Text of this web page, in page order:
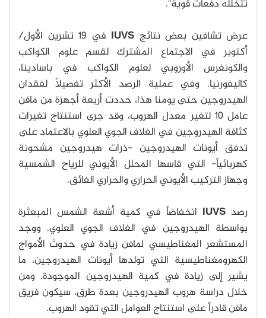
تتخلله دفعات قوية".
عرض تشافين بعض نتائج IUVS
في 19 تشرين الأول/
أكتوبر في الاجتماع المشترك لقسم علوم الكواكب
والكونغرس الأوروبي لعلوم الكواكب في باسادينا،
كاليفورنيا. وفي عملية الرصد الأكثر تفصيلاً لفقدان
الهيدروجين حتى يومنا هذا، حددت أربعة أجهزة من مافن
عامل 10 لتغير معدل الهروب، وقد جرى استنتاج تغيرات
كثافة الهيدروجين في الغلاف الجوي العلوي بالاعتماد على
تدفق أيونات الهيدروجين -ذرات هيدروجين مشحونة
كهربائياً- التي قاسها المحلل الأيوني للرياح الشمسية
وجهاز التركيب الأيوني الحراري والحراري الفائق.
رصد
انخفاضاً في كمية أشعة الشمس المبعثرة
بواسطة الهيدروجين في الغلاف الجوي العلوي. ووجد
المستشعر المغناطيسي لمافن زيادة في حدوث الأمواج
الكهرومغناطيسية التي تولدها أيونات الهيدروجين، ما
يشير إلى زيادة في كمية الهيدروجين الموجودة. ومن
خلال دراسة هروب الهيدروجين بعدة طرق، سيكون فريق
مافن قادراً على استنتاج العوامل التي تقود الهروب.